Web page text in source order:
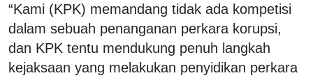
“Kami (KPK) memandang tidak ada kompetisi
dalam sebuah penanganan perkara korupsi,
dan KPK tentu mendukung penuh langkah
kejaksaan yang melakukan penyidikan perkara